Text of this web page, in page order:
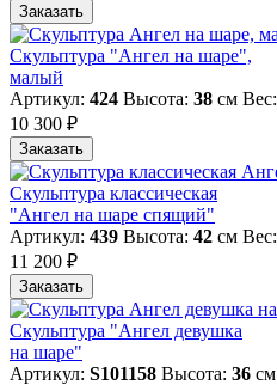
Заказать
Скульптура "Ангел на шаре",
малый
Артикул: 424 Высота: 38 см Вес:
10 300 ₽
Заказать
Скульптура классическая
"Ангел на шаре спящий"
Артикул: 439 Высота: 42 см Вес:
11 200 ₽
Заказать
Скульптура "Ангел девушка
на шаре"
Артикул: S101158 Высота: 36 см